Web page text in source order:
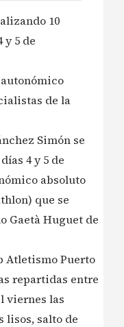
10
y 5 de
de la
Simón se
4 y 5 de
absoluto
que se
Gaetà Huguet de
Atletismo Puerto
repartidas entre
viernes las
lisos, salto de